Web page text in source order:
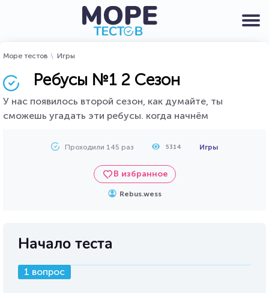
Море тестов Игры
Ребусы №1 2 Сезон
У нас появилось второй сезон, как думайте, ты
сможешь угадать эти ребусы. когда начнём
Проходили 145 раз 5314 Игры
В избранное
Rebus.wess
Начало теста
1 вопрос